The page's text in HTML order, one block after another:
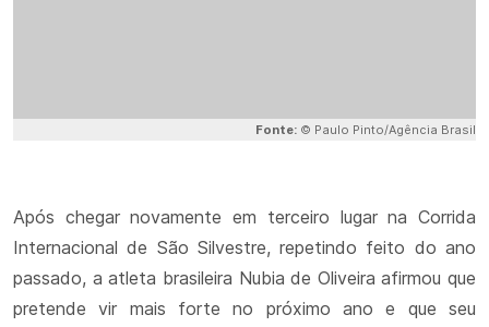
Fonte: © Paulo Pinto/Agência Brasil
Após chegar novamente em terceiro lugar na Corrida
Internacional de São Silvestre, repetindo feito do ano
passado, a atleta brasileira Nubia de Oliveira afirmou que
pretende vir mais forte no próximo ano e que seu